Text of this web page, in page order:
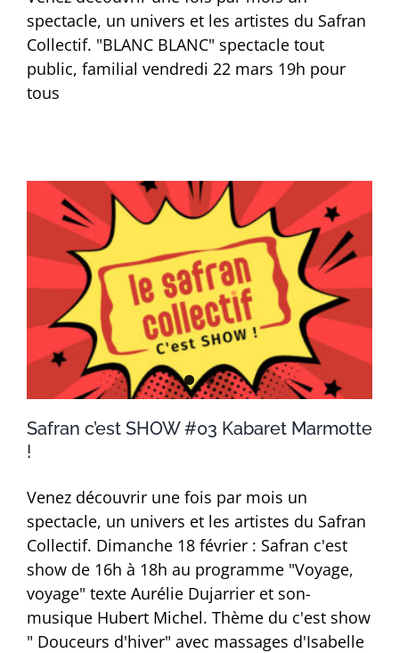
spectacle, un univers et les artistes du Safran
Collectif. "BLANC BLANC" spectacle tout
public, familial vendredi 22 mars 19h pour
tous
Safran c’est SHOW #03 Kabaret Marmotte
!
Venez découvrir une fois par mois un
spectacle, un univers et les artistes du Safran
Collectif. Dimanche 18 février : Safran c'est
show de 16h à 18h au programme "Voyage,
voyage" texte Aurélie Dujarrier et son-
musique Hubert Michel. Thème du c'est show
" Douceurs d'hiver" avec massages d'Isabelle